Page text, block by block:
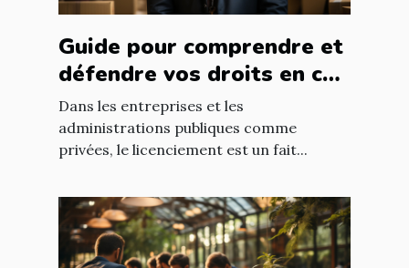
Guide pour comprendre et
défendre vos droits en cas
de licenciement abusif
Dans les entreprises et les
administrations publiques comme
privées, le licenciement est un fait...